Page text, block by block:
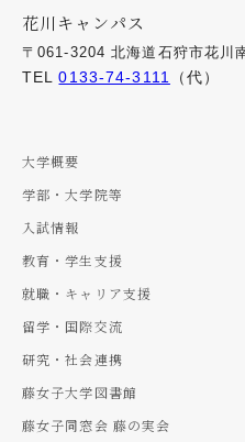
花川キャンパス
〒061-3204 北海道石狩市花川
TEL0133-74-3111 （代）
大学概要
学部・大学院等
入試情報
教育・学生支援
就職・キャリア支援
留学・国際交流
研究・社会連携
藤女子大学図書館
藤女子同窓会 藤の実会